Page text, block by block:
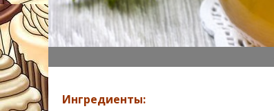
Ингредиенты: